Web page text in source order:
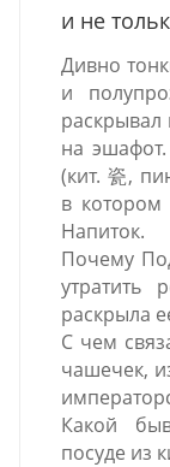
и не
Дивно
и
раскрывал
на
(кит. 瓷,
в
Напиток.
Почему
утратить
раскрыла
С чем
чашечек,
Какой
посуде из